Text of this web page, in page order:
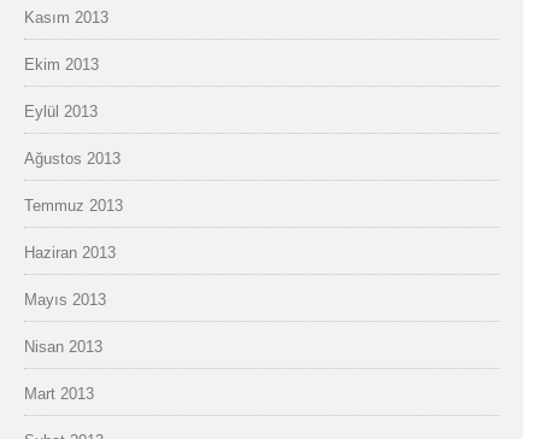
Kasım 2013
Ekim 2013
Eylül 2013
Ağustos 2013
Temmuz 2013
Haziran 2013
Mayıs 2013
Nisan 2013
Mart 2013